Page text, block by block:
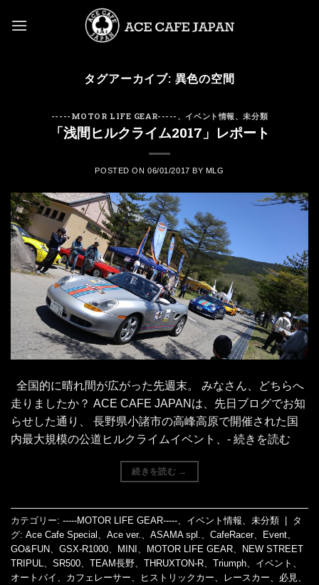
タグアーカイブ: 異色の空間
-----MOTOR LIFE GEAR----- 、 イベント情報 、未分類
「浅間ヒルクライム2017」レポート
POSTED ON06/01/2017 BY MLG
全国的に晴れ間が広がった先週末。 みなさん、どちらへ
走りましたか？ ACE CAFE JAPANは、先日ブログでお知
らせした通り、 長野県小諸市の高峰高原で開催された国
内最大規模の公道ヒルクライムイベント、- 続きを読む
続きを読む →
カテゴリー: -----MOTOR LIFE GEAR----- イベント情報 未分類 | タ
グ: Ace Cafe Special Ace ver. ASAMA spl. CafeRacer、 Event
GO&FUN
GSX-R1000 MINI MOTOR LIFE GEAR
NEW STREET
TRIPUL
SR500 TEAM長野 THRUXTON-R Triumph イベント
オートバイ
カフェレーサー ヒストリックカー レースカー 必見